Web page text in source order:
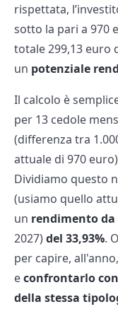
rispettata,
sotto la pari a 970
totale 299,13 euro
un potenziale
Il calcolo è
per 13 cedole
(differenza tra
attuale di 970
Dividiamo questo
(usiamo quello
un rendimento da
2027)del 33,93%.
per capire,
econfrontarlo
della stessa